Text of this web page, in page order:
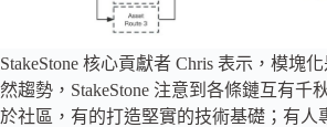
StakeStone 核心貢獻者 Chris 表示，模塊
然趨勢，StakeStone 注意到各條鏈互有千
於社區，有的打造堅實的技術基礎；有人